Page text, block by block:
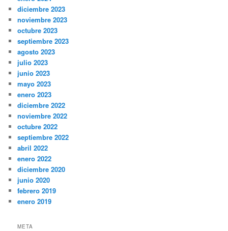
diciembre 2023
noviembre 2023
octubre 2023
septiembre 2023
agosto 2023
julio 2023
junio 2023
mayo 2023
enero 2023
diciembre 2022
noviembre 2022
octubre 2022
septiembre 2022
abril 2022
enero 2022
diciembre 2020
junio 2020
febrero 2019
enero 2019
META